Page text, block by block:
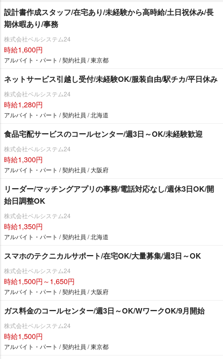
設計書作成スタッフ/在宅あり/未経験から高時給/土日祝休み/長
期休暇あり/事務
株式会社ベルシステム24
時給1,600円
アルバイト・パート / 契約社員 / 東京都
ネットサービス引越し受付/未経験OK/服装自由/駅チカ/平日休み
株式会社ベルシステム24
時給1,280円
アルバイト・パート / 契約社員 / 北海道
食品宅配サービスのコールセンター/週3日～OK/未経験歓迎
株式会社ベルシステム24
時給1,300円
アルバイト・パート / 契約社員 / 大阪府
リーダー/マッチングアプリの事務/電話対応なし/週休3日OK/開
始日調整OK
株式会社ベルシステム24
時給1,350円
アルバイト・パート / 契約社員 / 北海道
スマホのテクニカルサポート/在宅OK/大量募集/週3日～OK
株式会社ベルシステム24
時給1,500円～1,650円
アルバイト・パート / 契約社員 / 大阪府
ガス料金のコールセンター/週3日～OK/WワークOK/9月開始
株式会社ベルシステム24
時給1,500円
アルバイト・パート / 契約社員 / 東京都